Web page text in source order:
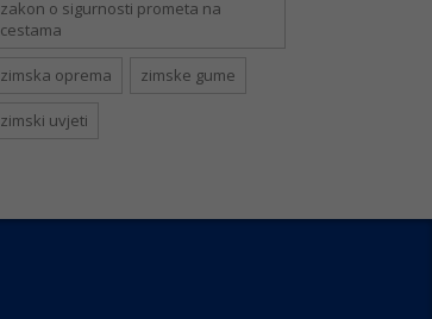
zakon o sigurnosti prometa na
cestama
zimska oprema zimske gume
zimski uvjeti